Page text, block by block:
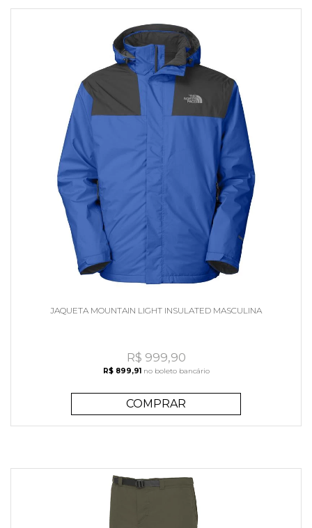
JAQUETA MOUNTAIN LIGHT INSULATED MASCULINA
R$ 999,90
R$ 899,91no boleto bancário
COMPRAR